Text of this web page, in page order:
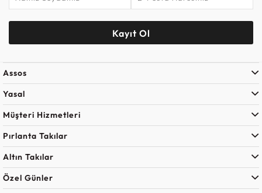
Kayıt Ol
Assos
Yasal
Müşteri Hizmetleri
Pırlanta Takılar
Altın Takılar
Özel Günler